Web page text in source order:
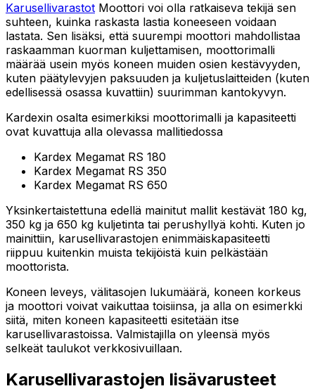
Karusellivarastot Moottori voi olla ratkaiseva tekijä sen
suhteen, kuinka raskasta lastia koneeseen voidaan
lastata. Sen lisäksi, että suurempi moottori mahdollistaa
raskaamman kuorman kuljettamisen, moottorimalli
määrää usein myös koneen muiden osien kestävyyden,
kuten päätylevyjen paksuuden ja kuljetuslaitteiden (kuten
edellisessä osassa kuvattiin) suurimman kantokyvyn.
Kardexin osalta esimerkiksi moottorimalli ja kapasiteetti
ovat kuvattuja alla olevassa mallitiedossa
Kardex Megamat RS 180
Kardex Megamat RS 350
Kardex Megamat RS 650
Yksinkertaistettuna edellä mainitut mallit kestävät 180 kg,
350 kg ja 650 kg kuljetinta tai perushyllyä kohti. Kuten jo
mainittiin, karusellivarastojen enimmäiskapasiteetti
riippuu kuitenkin muista tekijöistä kuin pelkästään
moottorista.
Koneen leveys, välitasojen lukumäärä, koneen korkeus
ja moottori voivat vaikuttaa toisiinsa, ja alla on esimerkki
siitä, miten koneen kapasiteetti esitetään itse
karusellivarastoissa. Valmistajilla on yleensä myös
selkeät taulukot verkkosivuillaan.
Karusellivarastojen lisävarusteet